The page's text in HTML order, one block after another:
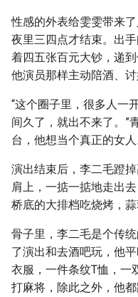
性感的外表给雯雯带来
夜里三四点才结束。出
着四五张百元大钞，递
他演员那样主动陪酒、讨
“这个圈子里，很多人一
间久了，就出不来了。”
台，他想当个真正的女人
演出结束后，李二毛蹬
肩上，一掂一掂地走出
桥底的大排档吃烧烤，
骨子里，李二毛是个传统
了演出和去酒吧玩，他
衣服，一件条纹T恤，一
打麻将，除此之外，他